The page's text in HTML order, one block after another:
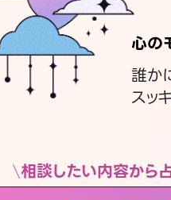
心の
誰か
スッ
相談したい内容から